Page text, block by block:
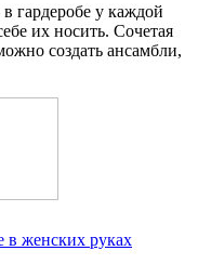
гардеробе у каждой
их носить. Сочетая
создать ансамбли,
в женских руках